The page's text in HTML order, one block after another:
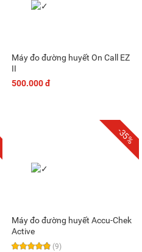
Máy đo đường huyết On Call EZ
II
500.000 đ
-35%
Máy đo đường huyết Accu-Chek
Active
(9)